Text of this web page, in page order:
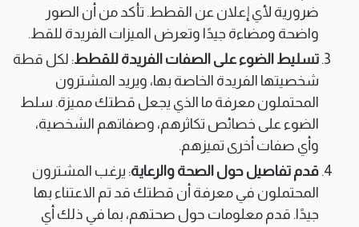
ضرورية لأي إعلان عن القطط. تأكد من أن الصور
واضحة ومضاءة جيدًا وتعرض الميزات الفريدة للقط.
تسليط الضوء على الصفات الفريدة للقطط: لكل قطة
شخصيتها الفريدة الخاصة بها، ويريد المشترون
المحتملون معرفة ما الذي يجعل قطتك مميزة. سلط
الضوء على خصائص تكاثرهم، وصفاتهم الشخصية،
وأي صفات أخرى تميزهم.
قدم تفاصيل حول الصحة والرعاية: يرغب المشترون
المحتملون في معرفة أن قطتك قد تم الاعتناء بها
جيدًا. قدم معلومات حول صحتهم، بما في ذلك أي